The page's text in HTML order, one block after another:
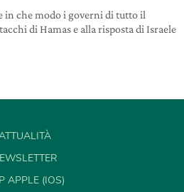
in che modo i governi di tutto il
di Hamas e alla risposta di Israele
APPLE (IOS)